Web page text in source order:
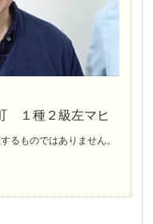
１種２級左マヒ
るものではありません。